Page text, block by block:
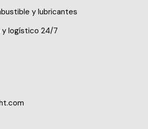
y lubricantes
logístico 24/7